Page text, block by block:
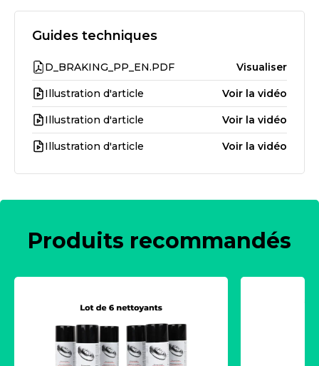
Guides techniques
D_BRAKING_PP_EN.PDF Visualiser
Illustration d'article Voir la vidéo
Illustration d'article Voir la vidéo
Illustration d'article Voir la vidéo
Produits recommandés